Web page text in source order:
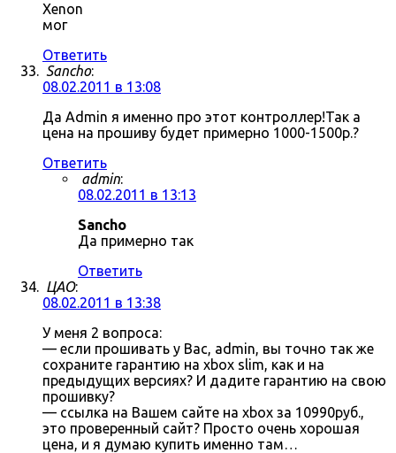
Xenon
мог
Ответить
Sancho:
08.02.2011 в 13:08
Да Admin я именно про этот контроллер!Так а
цена на прошиву будет примерно 1000-1500р.?
Ответить
admin:
08.02.2011 в 13:13
Sancho
Да примерно так
Ответить
ЦАО:
08.02.2011 в 13:38
У меня 2 вопроса:
— если прошивать у Вас, admin, вы точно так же
сохраните гарантию на xbox slim, как и на
предыдущих версиях? И дадите гарантию на свою
прошивку?
— ссылка на Вашем сайте на xbox за 10990руб.,
это проверенный сайт? Просто очень хорошая
цена, и я думаю купить именно там…